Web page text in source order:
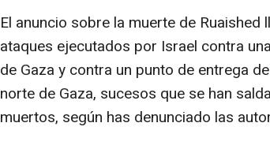
El anuncio sobre la muerte de
ataques ejecutados por Israel contra
de Gaza y contra un punto de entrega
norte de Gaza, sucesos que se han
muertos, según has denunciado las